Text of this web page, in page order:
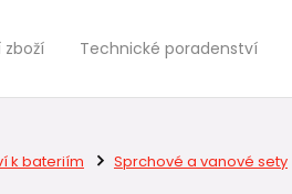
Technické poradenství
k bateriím Sprchové a vanové sety